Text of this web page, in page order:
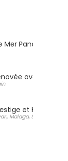
Mer Panoramique
avec Grand
et Horizon
Malaga, Spain